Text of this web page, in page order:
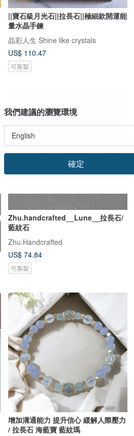
||寶石級月光石||拉長石||極細款開運能
量水晶手鍊
晶彩人生 Shine like crystals
US$ 110.47
可客製
Zhu.handcrafted__Lune__拉長石/
藍紋石
Zhu.Handcrafted
US$ 74.84
可客製
增加溝通能力 提升信心 緩解人際壓力
/ 拉長石 海藍寶 藍紋瑪
我們建議的瀏覽環境
確定